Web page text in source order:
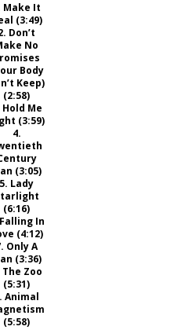
Make It
(3:49)
Don’t
No
Body
Keep)
(2:58)
Hold Me
(3:59)
4.
(3:05)
5. Lady
(6:16)
In
(4:12)
Only A
(3:36)
The Zoo
(5:31)
Animal
(5:58)